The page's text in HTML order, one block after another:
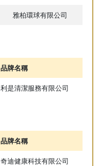
雅柏環球有限公司
品牌名稱
利是清潔服務有限公司
品牌名稱
奇迪健康科技有限公司